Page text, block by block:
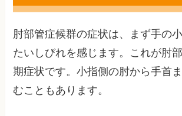
肘部管症候群の症状は、まず手の
たいしびれを感じます。これが肘
期症状です。小指側の肘から手首
むこともあります。